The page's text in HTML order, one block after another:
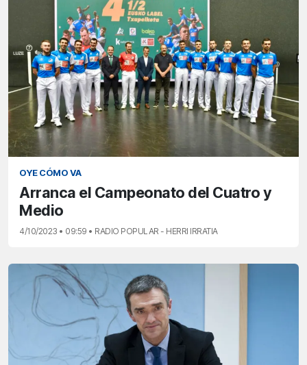
OYE CÓMO VA
Arranca el Campeonato del Cuatro y
Medio
4/10/2023 • 09:59 • RADIO POPULAR - HERRI IRRATIA